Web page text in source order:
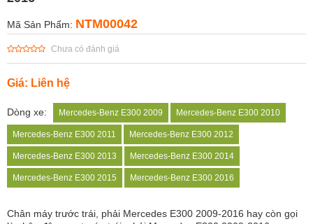
Mã Sản Phẩm: NTM00042
Chưa có đánh giá
Giá: Liên hệ
Dòng xe: Mercedes-Benz E300 2009 Mercedes-Benz E300 2010
Mercedes-Benz E300 2011 Mercedes-Benz E300 2012
Mercedes-Benz E300 2013 Mercedes-Benz E300 2014
Mercedes-Benz E300 2015 Mercedes-Benz E300 2016
Chân máy trước trái, phải Mercedes E300 2009-2016 hay còn gọi